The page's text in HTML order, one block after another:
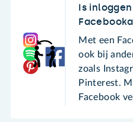
Is
Met een
ook bij
zoals
Pinterest.
Facebook